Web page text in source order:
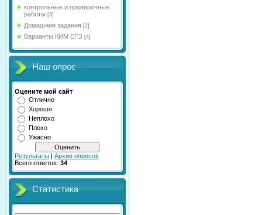
контрольные и проверочные
работы [3]
Домашние задания [2]
Варианты КИМ ЕГЭ [4]
Наш опрос
Оцените мой сайт
Отлично
Хорошо
Неплохо
Плохо
Ужасно
Результаты | Архив опросов
Всего ответов: 34
Статистика